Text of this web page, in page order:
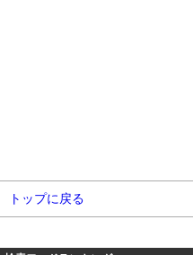
トップに戻る